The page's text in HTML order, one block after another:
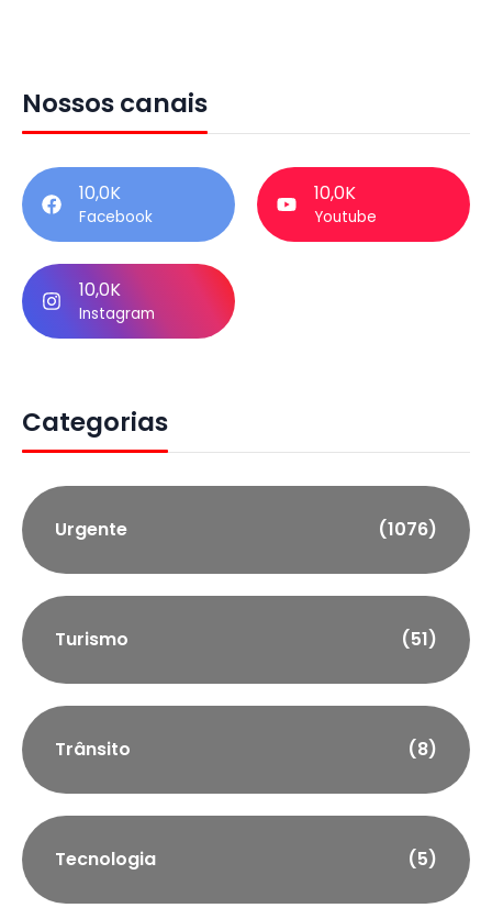
Nossos canais
10,0K
Facebook
10,0K
Youtube
10,0K
Instagram
Categorias
Urgente (1076)
Turismo (51)
Trânsito (8)
Tecnologia (5)